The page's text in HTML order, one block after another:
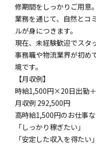
修期間をしっかりご用意。
業務を通じて、自然とコ
ルが身につきます。
現在、未経験歓迎でスタ
事務職や物流業界が初め
境です。
【月収例】
時給1,500円×20日出勤
月収例 292,500円
高時給1,500円のお仕事な
「しっかり稼ぎたい」
「安定した収入を得たい」